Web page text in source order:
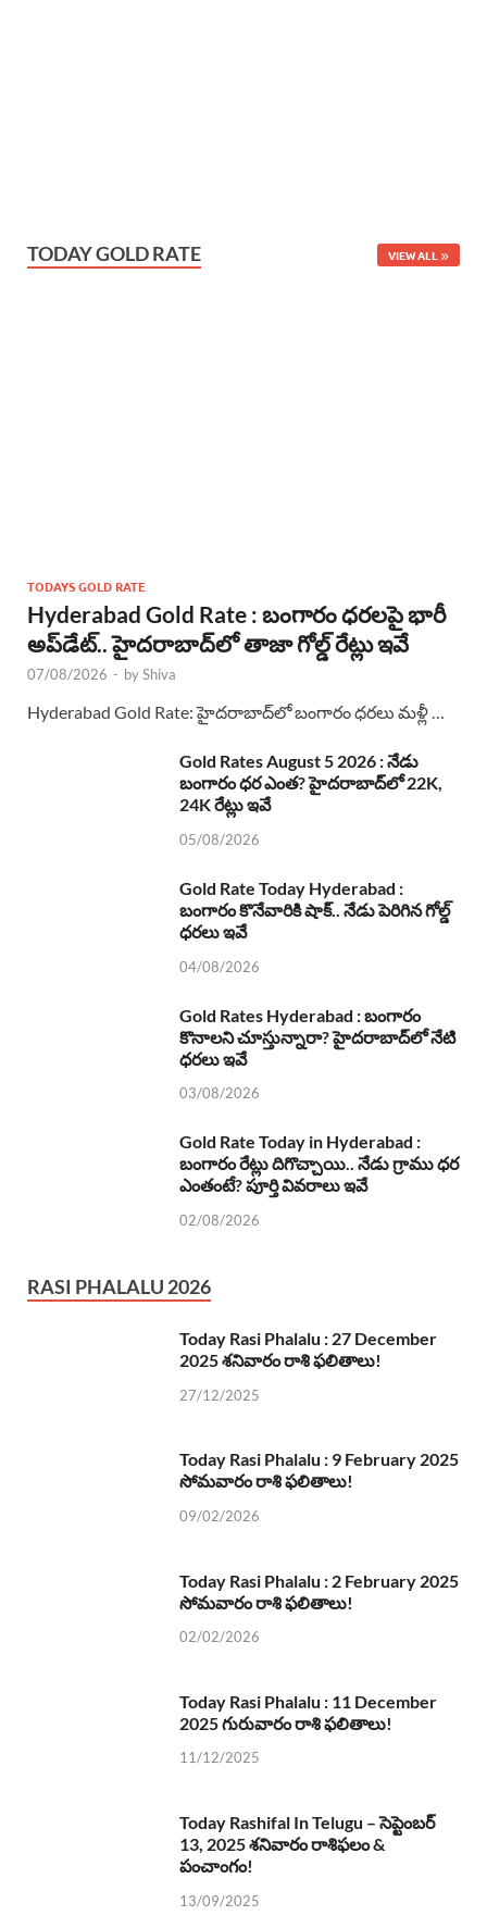
TODAY GOLD RATE VIEW ALL
TODAYS GOLD RATE
Hyderabad Gold Rate : బంగారం ధరలపై భారీ
అప్‌డేట్.. హైదరాబాద్‌లో తాజా గోల్డ్ రేట్లు ఇవే
07/08/2026 - byShiva
Hyderabad Gold Rate: హైదరాబాద్‌లో బంగారం ధరలు మళ్లీ …
Gold Rates August 5 2026 : నేడు
బంగారం ధర ఎంత? హైదరాబాద్‌లో 22K,
24K రేట్లు ఇవే
05/08/2026
Gold Rate Today Hyderabad :
బంగారం కొనేవారికి షాక్.. నేడు పెరిగిన గోల్డ్
ధరలు ఇవే
04/08/2026
Gold Rates Hyderabad : బంగారం
కొనాలని చూస్తున్నారా? హైదరాబాద్‌లో నేటి
ధరలు ఇవే
03/08/2026
Gold Rate Today in Hyderabad :
బంగారం రేట్లు దిగొచ్చాయి.. నేడు గ్రాము ధర
ఎంతంటే? పూర్తి వివరాలు ఇవే
02/08/2026
RASI PHALALU 2026
Today Rasi Phalalu : 27 December
2025 శనివారం రాశి ఫలితాలు!
27/12/2025
Today Rasi Phalalu : 9 February 2025
సోమవారం రాశి ఫలితాలు!
09/02/2026
Today Rasi Phalalu : 2 February 2025
సోమవారం రాశి ఫలితాలు!
02/02/2026
Today Rasi Phalalu : 11 December
2025 గురువారం రాశి ఫలితాలు!
11/12/2025
Today Rashifal In Telugu – సెప్టెంబర్
13, 2025 శనివారం రాశిఫలం &
పంచాంగం!
13/09/2025